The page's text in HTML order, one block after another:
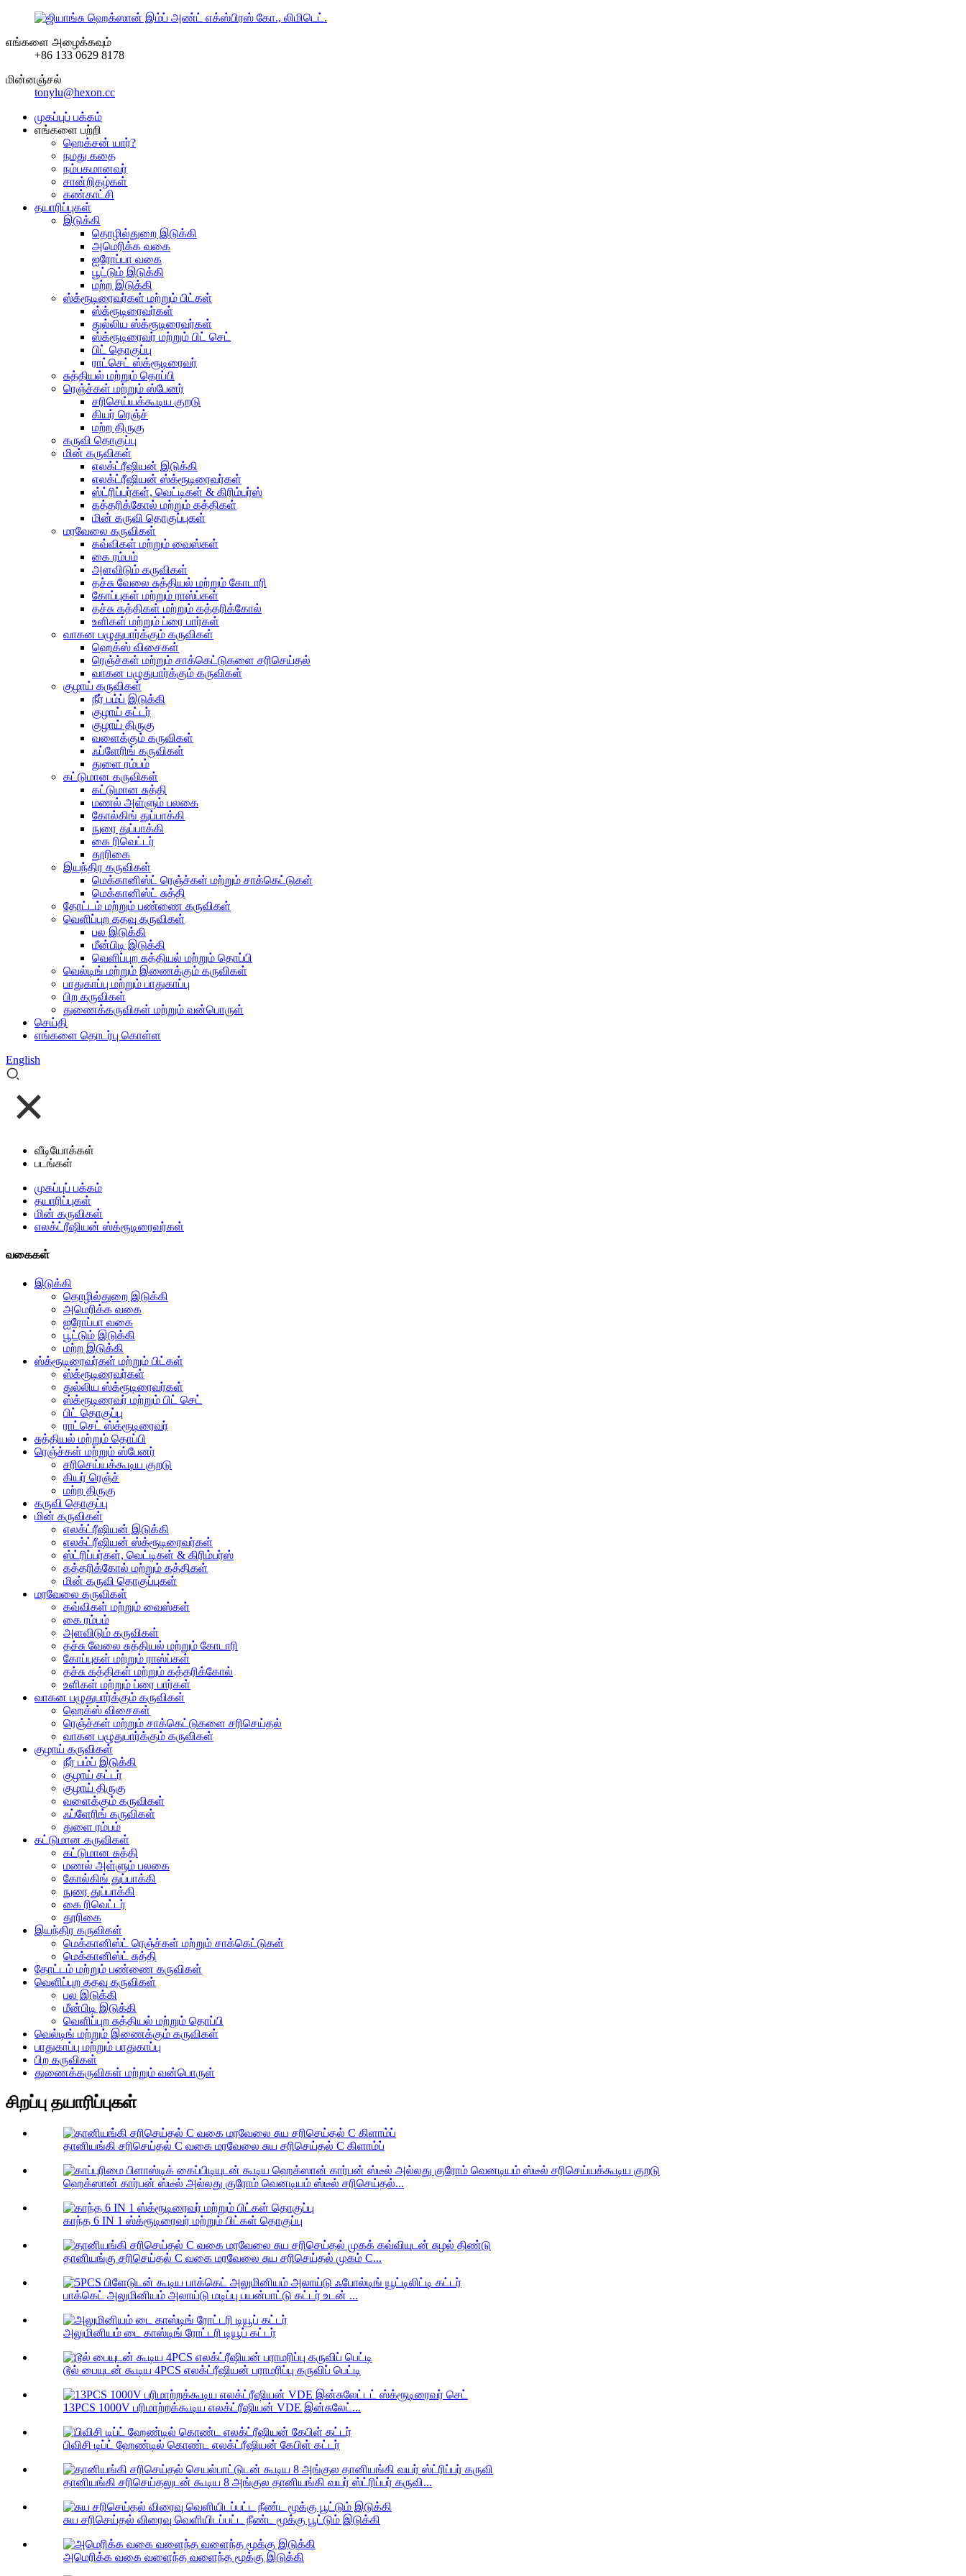
எங்களை அழைக்கவும்
+86 133 0629 8178
மின்னஞ்சல்
tonylu@hexon.cc
முகப்புப் பக்கம்
எங்களை பற்றி
ஹெக்சன் யார்?
நமது கதை
நம்பகமானவர்
சான்றிதழ்கள்
கண்காட்சி
தயாரிப்புகள்
இடுக்கி
தொழில்துறை இடுக்கி
அமெரிக்க வகை
ஐரோப்பா வகை
பூட்டும் இடுக்கி
மற்ற இடுக்கி
ஸ்க்ரூடிரைவர்கள் மற்றும் பிட்கள்
ஸ்க்ரூடிரைவர்கள்
துல்லிய ஸ்க்ரூடிரைவர்கள்
ஸ்க்ரூடிரைவர் மற்றும் பிட் செட்
பிட் தொகுப்பு
ராட்செட் ஸ்க்ரூடிரைவர்
சுத்தியல் மற்றும் தொப்பி
ரெஞ்ச்கள் மற்றும் ஸ்பேனர்
சரிசெய்யக்கூடிய குறடு
கியர் ரெஞ்ச்
மற்ற திருகு
கருவி தொகுப்பு
மின் கருவிகள்
எலக்ட்ரீஷியன் இடுக்கி
எலக்ட்ரீஷியன் ஸ்க்ரூடிரைவர்கள்
ஸ்ட்ரிப்பர்கள், வெட்டிகள் & கிரிம்பர்ஸ்
கத்தரிக்கோல் மற்றும் கத்திகள்
மின் கருவி தொகுப்புகள்
மரவேலை கருவிகள்
கவ்விகள் மற்றும் வைஸ்கள்
கை ரம்பம்
அளவிடும் கருவிகள்
தச்சு வேலை சுத்தியல் மற்றும் கோடாரி
கோப்புகள் மற்றும் ராஸ்ப்கள்
தச்சு கத்திகள் மற்றும் கத்தரிக்கோல்
உளிகள் மற்றும் ப்ரை பார்கள்
வாகன பழுதுபார்க்கும் கருவிகள்
ஹெக்ஸ் விசைகள்
ரெஞ்ச்கள் மற்றும் சாக்கெட்டுகளை சரிசெய்தல்
வாகன பழுதுபார்க்கும் கருவிகள்
குழாய் கருவிகள்
நீர் பம்ப் இடுக்கி
குழாய் கட்டர்
குழாய் திருகு
வளைக்கும் கருவிகள்
ஃப்ளேரிங் கருவிகள்
துளை ரம்பம்
கட்டுமான கருவிகள்
கட்டுமான சுத்தி
மணல் அள்ளும் பலகை
கோல்கிங் துப்பாக்கி
நுரை துப்பாக்கி
கை ரிவெட்டர்
தூரிகை
இயந்திர கருவிகள்
மெக்கானிஸ்ட் ரெஞ்ச்கள் மற்றும் சாக்கெட்டுகள்
மெக்கானிஸ்ட் சுத்தி
தோட்டம் மற்றும் பண்ணை கருவிகள்
வெளிப்புற கதவு கருவிகள்
பல இடுக்கி
மீன்பிடி இடுக்கி
வெளிப்புற சுத்தியல் மற்றும் தொப்பி
வெல்டிங் மற்றும் இணைக்கும் கருவிகள்
பாதுகாப்பு மற்றும் பாதுகாப்பு
பிற கருவிகள்
துணைக்கருவிகள் மற்றும் வன்பொருள்
செய்தி
எங்களை தொடர்பு கொள்ள
English
வீடியோக்கள்
படங்கள்
முகப்புப் பக்கம்
தயாரிப்புகள்
மின் கருவிகள்
எலக்ட்ரீஷியன் ஸ்க்ரூடிரைவர்கள்
வகைகள்
இடுக்கி
தொழில்துறை இடுக்கி
அமெரிக்க வகை
ஐரோப்பா வகை
பூட்டும் இடுக்கி
மற்ற இடுக்கி
ஸ்க்ரூடிரைவர்கள் மற்றும் பிட்கள்
ஸ்க்ரூடிரைவர்கள்
துல்லிய ஸ்க்ரூடிரைவர்கள்
ஸ்க்ரூடிரைவர் மற்றும் பிட் செட்
பிட் தொகுப்பு
ராட்செட் ஸ்க்ரூடிரைவர்
சுத்தியல் மற்றும் தொப்பி
ரெஞ்ச்கள் மற்றும் ஸ்பேனர்
சரிசெய்யக்கூடிய குறடு
கியர் ரெஞ்ச்
மற்ற திருகு
கருவி தொகுப்பு
மின் கருவிகள்
எலக்ட்ரீஷியன் இடுக்கி
எலக்ட்ரீஷியன் ஸ்க்ரூடிரைவர்கள்
ஸ்ட்ரிப்பர்கள், வெட்டிகள் & கிரிம்பர்ஸ்
கத்தரிக்கோல் மற்றும் கத்திகள்
மின் கருவி தொகுப்புகள்
மரவேலை கருவிகள்
கவ்விகள் மற்றும் வைஸ்கள்
கை ரம்பம்
அளவிடும் கருவிகள்
தச்சு வேலை சுத்தியல் மற்றும் கோடாரி
கோப்புகள் மற்றும் ராஸ்ப்கள்
தச்சு கத்திகள் மற்றும் கத்தரிக்கோல்
உளிகள் மற்றும் ப்ரை பார்கள்
வாகன பழுதுபார்க்கும் கருவிகள்
ஹெக்ஸ் விசைகள்
ரெஞ்ச்கள் மற்றும் சாக்கெட்டுகளை சரிசெய்தல்
வாகன பழுதுபார்க்கும் கருவிகள்
குழாய் கருவிகள்
நீர் பம்ப் இடுக்கி
குழாய் கட்டர்
குழாய் திருகு
வளைக்கும் கருவிகள்
ஃப்ளேரிங் கருவிகள்
துளை ரம்பம்
கட்டுமான கருவிகள்
கட்டுமான சுத்தி
மணல் அள்ளும் பலகை
கோல்கிங் துப்பாக்கி
நுரை துப்பாக்கி
கை ரிவெட்டர்
தூரிகை
இயந்திர கருவிகள்
மெக்கானிஸ்ட் ரெஞ்ச்கள் மற்றும் சாக்கெட்டுகள்
மெக்கானிஸ்ட் சுத்தி
தோட்டம் மற்றும் பண்ணை கருவிகள்
வெளிப்புற கதவு கருவிகள்
பல இடுக்கி
மீன்பிடி இடுக்கி
வெளிப்புற சுத்தியல் மற்றும் தொப்பி
வெல்டிங் மற்றும் இணைக்கும் கருவிகள்
பாதுகாப்பு மற்றும் பாதுகாப்பு
பிற கருவிகள்
துணைக்கருவிகள் மற்றும் வன்பொருள்
சிறப்பு தயாரிப்புகள்
தானியங்கி சரிசெய்தல் C வகை மரவேலை சுய சரிசெய்தல் C கிளாம்ப்
ஹெக்ஸான் கார்பன் ஸ்டீல் அல்லது குரோம் வெனடியம் ஸ்டீல் சரிசெய்தல்...
காந்த 6 IN 1 ஸ்க்ரூடிரைவர் மற்றும் பிட்கள் தொகுப்பு
தானியங்கு சரிசெய்தல் C வகை மரவேலை சுய சரிசெய்தல் முகம் C...
பாக்கெட் அலுமினியம் அலாய்டு மடிப்பு பயன்பாட்டு கட்டர் உடன் ...
அலுமினியம் டை காஸ்டிங் ரோட்டரி டியூப் கட்டர்
டூல் பையுடன் கூடிய 4PCS எலக்ட்ரீஷியன் பராமரிப்பு கருவிப் பெட்டி
13PCS 1000V பரிமாற்றக்கூடிய எலக்ட்ரீஷியன் VDE இன்சுலேட்...
பிவிசி டிப்ட் ஹேண்டில் கொண்ட எலக்ட்ரீஷியன் கேபிள் கட்டர்
தானியங்கி சரிசெய்தலுடன் கூடிய 8 அங்குல தானியங்கி வயர் ஸ்ட்ரிப்பர் கருவி...
சுய சரிசெய்தல் விரைவு வெளியிடப்பட்ட நீண்ட மூக்கு பூட்டும் இடுக்கி
அமெரிக்க வகை வளைந்த வளைந்த மூக்கு இடுக்கி